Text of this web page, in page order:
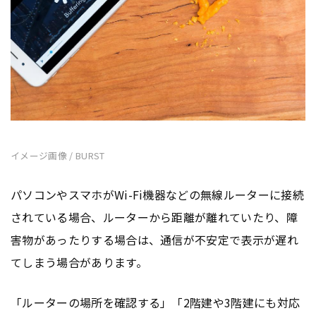
イメージ画像 / BURST
パソコンやスマホがWi-Fi機器などの無線ルーターに接続
されている場合、ルーターから距離が離れていたり、障
害物があったりする場合は、通信が不安定で表示が遅れ
てしまう場合があります。
「ルーターの場所を確認する」「2階建や3階建にも対応